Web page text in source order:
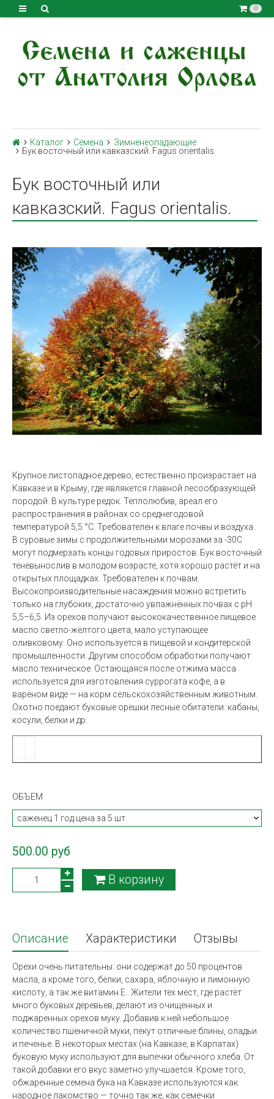
0
Каталог Семена
Зимненеопадающие
Бук восточный или кавказский. Fagus orientalis.
Бук восточный или
кавказский. Fagus orientalis.
Крупное листопадное дерево, естественно произрастает на
Кавказе и в Крыму, где являкется главной лесообразующей
породой. В культуре редок. Теплолюбив, ареал его
распространения в районах со среднегодовой
температурой 5,5 °C. Требователен к влаге почвы и воздуха.
В суровые зимы с продолжительными морозами за -30С
могут подмерзать концы годовых приростов. Бук восточный
теневынослив в молодом возрасте, хотя хорошо растёт и на
открытых площадках. Требователен к почвам.
Высокопроизводительные насаждения можно встретить
только на глубоких, достаточно увлажнённых почвах с рН
5,5–6,5. Из орехов получают высококачественное пищевое
масло светло-жёлтого цвета, мало уступающее
оливковому . Оно используется в пищевой и кондитерской
промышленности. Другим способом обработки получают
масло техническое. Остающаяся после отжима масса
используется для изготовления суррогата кофе, а в
варёном виде — на корм сельскохозяйственным животным.
Охотно поедают буковые орешки лесные обитатели: кабаны,
косули, белки и др.
ОБЪЕМ
500.00 руб
В корзину
Описание Характеристики Отзывы
Орехи очень питательны: они содержат до 50 процентов
масла, а кроме того, белки, сахара, яблочную и лимонную
кислоту, а так же витамин Е.
. Жители тех мест, где растёт
много буковых деревьев, делают из очищенных и
поджаренных орехов муку. Добавив к ней небольшое
количество пшеничной муки, пекут отличные блины, оладьи
и печенье. В некоторых местах (на Кавказе, в Карпатах)
буковую муку используют для выпечки обычного хлеба. От
такой добавки его вкус заметно улучшается . Кроме того,
обжаренные семена бука на Кавказе используются как
народное лакомство — точно так же, как семечки